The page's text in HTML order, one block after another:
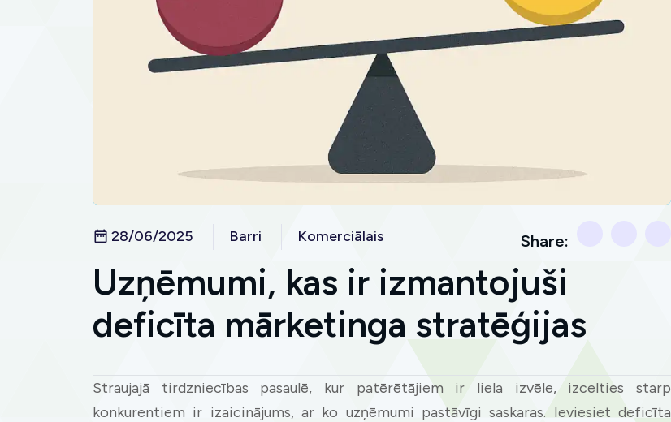
28/06/2025 Barri Komerciālais Share:
Uzņēmumi, kas ir izmantojuši
deficīta mārketinga stratēģijas
Straujajā tirdzniecības pasaulē, kur patērētājiem ir liela izvēle, izcelties starp
konkurentiem ir izaicinājums, ar ko uzņēmumi pastāvīgi saskaras. Ieviesiet deficīta